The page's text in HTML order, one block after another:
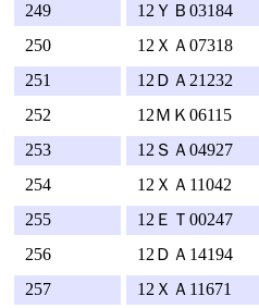
249
12ＹＢ03184
250
12ＸＡ07318
251
12ＤＡ21232
252
12ＭＫ06115
253
12ＳＡ04927
254
12ＸＡ11042
255
12ＥＴ00247
256
12ＤＡ14194
257
12ＸＡ11671